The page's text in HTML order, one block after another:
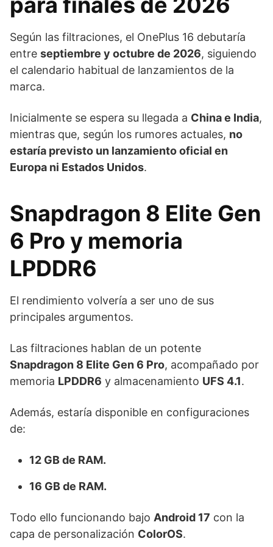
Según las filtraciones, el OnePlus 16 debutaría
entre septiembre y octubre de 2026, siguiendo
el calendario habitual de lanzamientos de la
marca.
Inicialmente se espera su llegada a China e India,
mientras que, según los rumores actuales, no
estaría previsto un lanzamiento oficial en
Europa ni Estados Unidos.
Snapdragon 8 Elite Gen
6 Pro y memoria
LPDDR6
El rendimiento volvería a ser uno de sus
principales argumentos.
Las filtraciones hablan de un potente
Snapdragon 8 Elite Gen 6 Pro, acompañado por
memoria LPDDR6 y almacenamiento UFS 4.1.
Además, estaría disponible en configuraciones
de:
12 GB de RAM.
16 GB de RAM.
Todo ello funcionando bajo Android 17 con la
capa de personalización ColorOS.